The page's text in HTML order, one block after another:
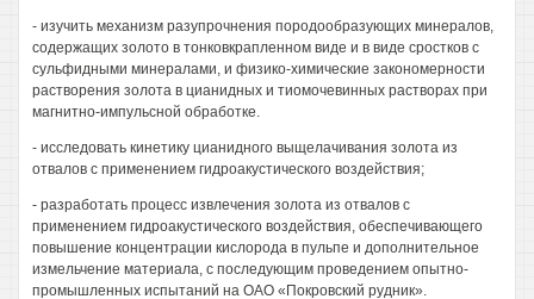
- изучить механизм разупрочнения породообразующих минералов,
содержащих золото в тонковкрапленном виде и в виде сростков с
сульфидными минералами, и физико-химические закономерности
растворения золота в цианидных и тиомочевинных растворах при
магнитно-импульсной обработке.
- исследовать кинетику цианидного выщелачивания золота из
отвалов с применением гидроакустического воздействия;
- разработать процесс извлечения золота из отвалов с
применением гидроакустического воздействия, обеспечивающего
повышение концентрации кислорода в пульпе и дополнительное
измельчение материала, с последующим проведением опытно-
промышленных испытаний на ОАО «Покровский рудник».